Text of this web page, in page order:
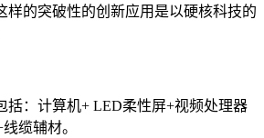
样的突破性的创新应用是以硬核科技的
括：计算机+ LED柔性屏+视频处理器
缆辅材。